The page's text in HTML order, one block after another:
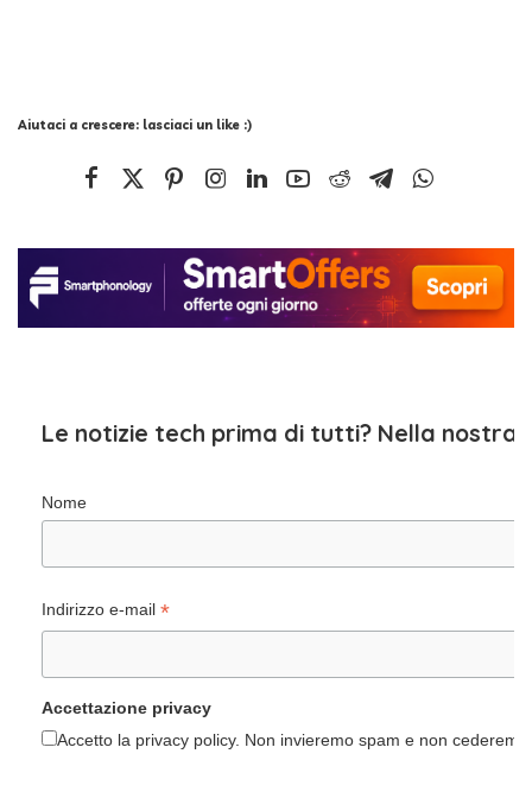
Aiutaci a crescere: lasciaci un like :)
Le notizie tech prima di tutti? Nella nostra
Nome
Indirizzo e-mail *
Accettazione privacy
Accetto la privacy policy. Non invieremo spam e non